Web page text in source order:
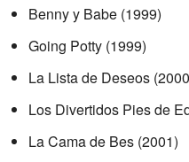
Benny y Babe (1999)
Going Potty (1999)
La Lista de Deseos
Los Divertidos Pies de
La Cama de Bes (2001)